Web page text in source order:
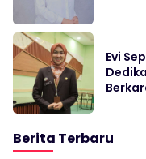
Evi
Berita Terbaru